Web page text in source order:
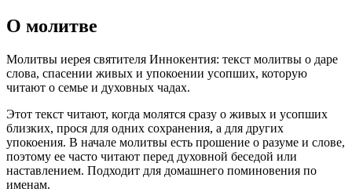
О молитве
Молитвы иерея святителя Иннокентия: текст молитвы о даре
слова, спасении живых и упокоении усопших, которую
читают о семье и духовных чадах.
Этот текст читают, когда молятся сразу о живых и усопших
близких, прося для одних сохранения, а для других
упокоения. В начале молитвы есть прошение о разуме и слове,
поэтому ее часто читают перед духовной беседой или
наставлением. Подходит для домашнего поминовения по
именам.